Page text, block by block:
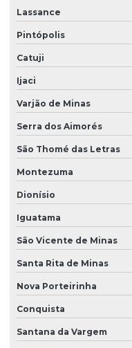
Lassance
Pintópolis
Catuji
Ijaci
Varjão de Minas
Serra dos Aimorés
São Thomé das Letras
Montezuma
Dionísio
Iguatama
São Vicente de Minas
Santa Rita de Minas
Nova Porteirinha
Conquista
Santana da Vargem